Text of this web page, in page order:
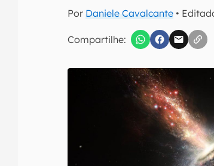
Por Daniele Cavalcante •
Compartilhe:
Confirmo que li, aceito e